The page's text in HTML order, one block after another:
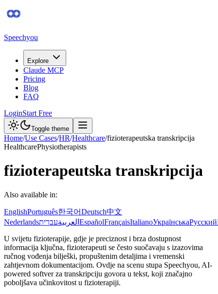
Speechyou
Explore
Claude MCP
Pricing
Blog
FAQ
LoginStart Free
Toggle theme
Home/Use Cases/HR/Healthcare/fizioterapeutska transkripcija
HealthcarePhysiotherapists
fizioterapeutska transkripcija
Also available in:
EnglishPortuguês한국어Deutsch中文
Nederlands
العربيةעברית EspañolFrançaisItalianoУкраїнськаРусский
U svijetu fizioterapije, gdje je preciznost i brza dostupnost
informacija ključna, fizioterapeuti se često suočavaju s izazovima
ručnog vođenja bilješki, propuštenim detaljima i vremenski
zahtjevnom dokumentacijom. Ovdje na scenu stupa Speechyou, AI-
powered softver za transkripciju govora u tekst, koji značajno
poboljšava učinkovitost u fizioterapiji.